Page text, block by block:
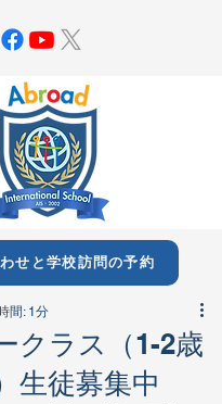
せと学校訪問の予約
クラス（1-2歳
生徒募集中
間: 1分